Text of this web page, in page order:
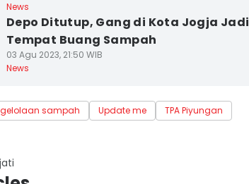
News
Depo Ditutup, Gang di Kota Jogja Jadi
Tempat Buang Sampah
03 Agu 2023, 21:50 WIB
News
sampah Update me TPA Piyungan